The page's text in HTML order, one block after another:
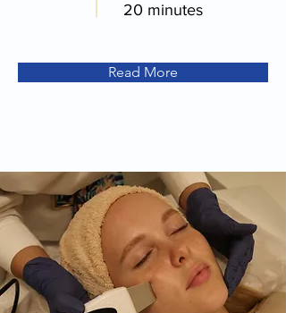
20 minutes
Read More